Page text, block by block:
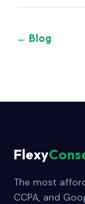
← Blog
Flexy
The most
CCPA, and